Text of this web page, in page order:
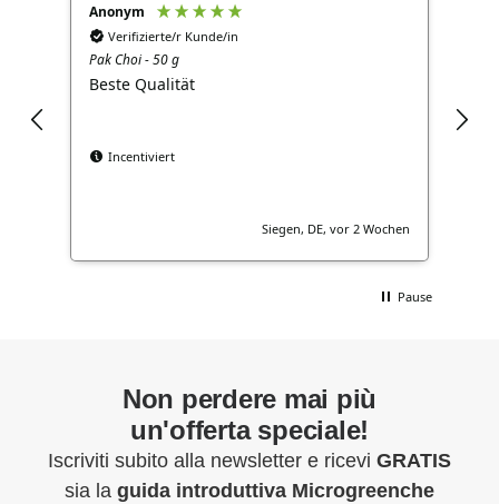
Anonym
Verifizierte/r Kunde/in
Pak Choi - 50 g
Beste Qualität
Incentiviert
Siegen, DE, vor 2 Wochen
Pause
Non perdere mai più
un'offerta speciale!
Iscriviti subito alla newsletter e ricevi GRATIS
sia la guida introduttiva Microgreenche